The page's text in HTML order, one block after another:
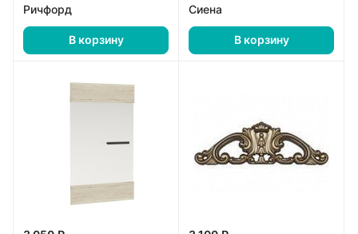
Ричфорд
В корзину
Сиена
В корзину